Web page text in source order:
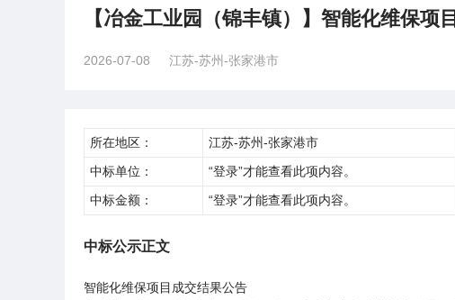
VIP项目
询价采购
【冶金工业园（锦丰镇）】智能化维保项目
2026-07-08 江苏-苏州-张家港市
所在地区： 江苏-苏州-张家港市
中标单位：
“登录”才能查看此项内容。
中标金额：
“登录”才能查看此项内容。
中标公示正文
智能化维保项目成交结果公告